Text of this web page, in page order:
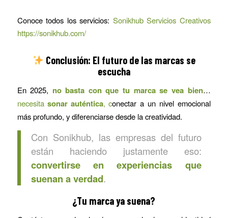
Conoce todos los servicios: Sonikhub Servicios Creativos
https://sonikhub.com/
Conclusión: El futuro de las marcas se
escucha
En 2025, no basta con que tu marca se vea bien…
necesita sonar auténtica, conectar a un nivel emocional
más profundo, y diferenciarse desde la creatividad.
Con Sonikhub, las empresas del futuro
están haciendo justamente eso:
convertirse en experiencias que
suenan a verdad.
¿Tu marca ya suena?